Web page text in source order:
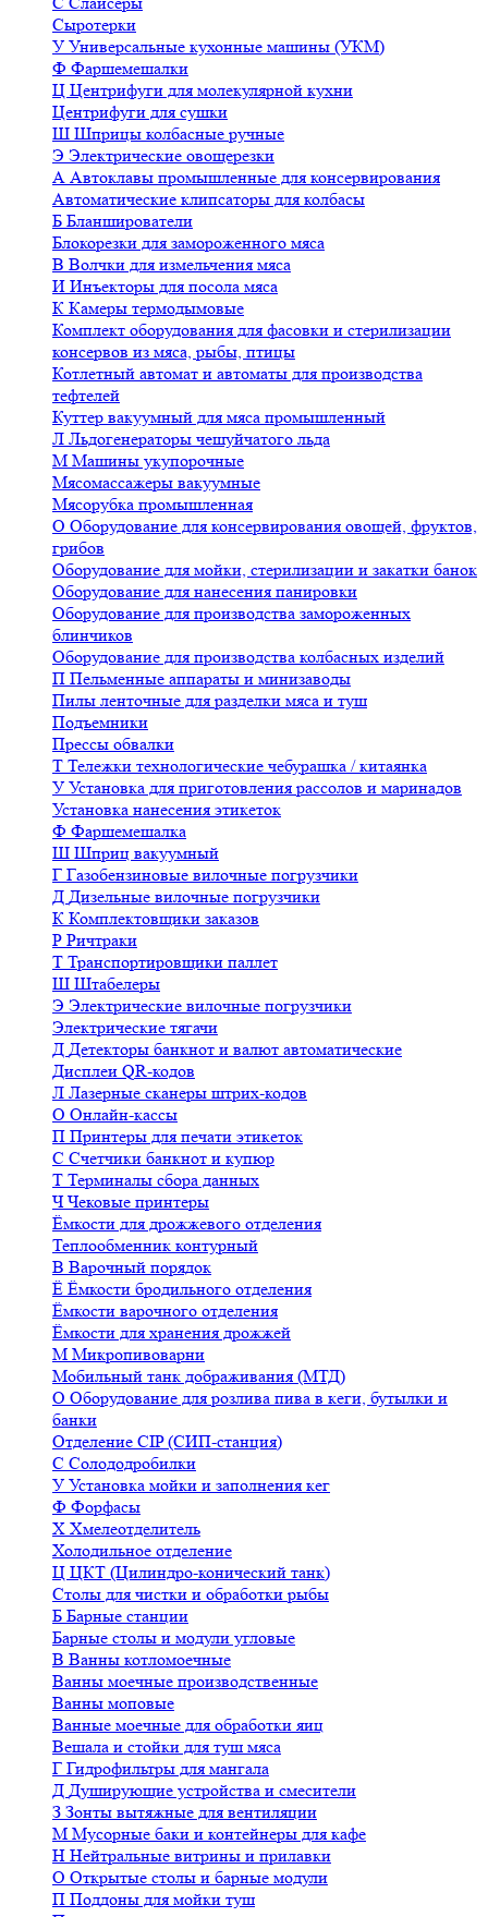
Сыротерки
У Универсальные кухонные машины (УКМ)
Ф Фаршемешалки
Ц Центрифуги для молекулярной кухни
Центрифуги для сушки
Ш Шприцы колбасные ручные
Э Электрические овощерезки
А Автоклавы промышленные для консервирования
Автоматические клипсаторы для колбасы
Б Бланширователи
Блокорезки для замороженного мяса
В Волчки для измельчения мяса
И Инъекторы для посола мяса
К Камеры термодымовые
Комплект оборудования для фасовки и стерилизации
консервов из мяса, рыбы, птицы
Котлетный автомат и автоматы для производства
тефтелей
Куттер вакуумный для мяса промышленный
Л Льдогенераторы чешуйчатого льда
М Машины укупорочные
Мясомассажеры вакуумные
Мясорубка промышленная
О Оборудование для консервирования овощей, фруктов,
грибов
Оборудование для мойки, стерилизации и закатки банок
Оборудование для нанесения панировки
Оборудование для производства замороженных
блинчиков
Оборудование для производства колбасных изделий
П Пельменные аппараты и минизаводы
Пилы ленточные для разделки мяса и туш
Подъемники
Прессы обвалки
Т Тележки технологические чебурашка / китаянка
У Установка для приготовления рассолов и маринадов
Установка нанесения этикеток
Ф Фаршемешалка
Ш Шприц вакуумный
Г Газобензиновые вилочные погрузчики
Д Дизельные вилочные погрузчики
К Комплектовщики заказов
Р Ричтраки
Т Транспортировщики паллет
Ш Штабелеры
Э Электрические вилочные погрузчики
Электрические тягачи
Д Детекторы банкнот и валют автоматические
Дисплеи QR-кодов
Л Лазерные сканеры штрих-кодов
О Онлайн-кассы
П Принтеры для печати этикеток
С Счетчики банкнот и купюр
Т Терминалы сбора данных
ЧЧековые принтеры
Ёмкости для дрожжевого отделения
Теплообменник контурный
В Варочный порядок
Ё Ёмкости бродильного отделения
Ёмкости варочного отделения
Ёмкости для хранения дрожжей
М Микропивоварни
Мобильный танк дображивания (МТД)
О Оборудование для розлива пива в кеги, бутылки и
банки
Отделение CIP (СИП-станция)
С Солододробилки
У Установка мойки и заполнения кег
Ф Форфасы
Х Хмелеотделитель
Холодильное отделение
Ц ЦКТ (Цилиндро-конический танк)
Столы для чистки и обработки рыбы
Б Барные станции
Барные столы и модули угловые
В Ванны котломоечные
Ванны моечные производственные
Ванны моповые
Ванные моечные для обработки яиц
Вешала и стойки для туш мяса
Г Гидрофильтры для мангала
Д Душирующие устройства и смесители
З Зонты вытяжные для вентиляции
М Мусорные баки и контейнеры для кафе
Н Нейтральные витрины и прилавки
О Открытые столы и барные модули
П Поддоны для мойки туш